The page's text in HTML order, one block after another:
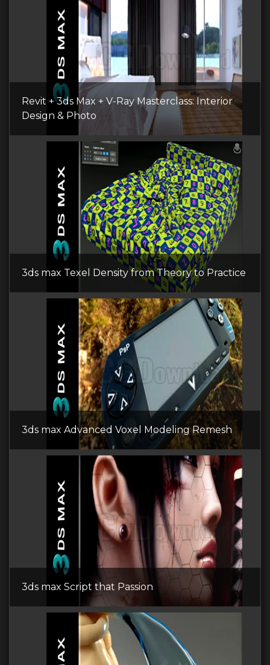
Revit + 3ds Max + V-Ray Masterclass: Interior
Design & Photo
3ds max Texel Density from Theory to Practice
3ds max Advanced Voxel Modeling Remesh
3ds max Script that Passion